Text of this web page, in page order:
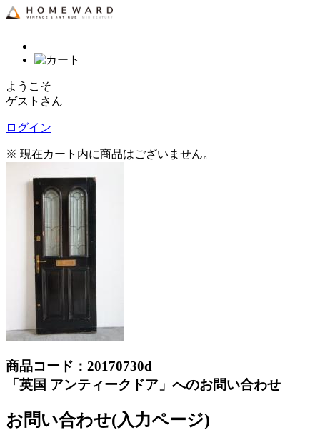
ようこそ
ゲストさん
ログイン
※ 現在カート内に商品はございません。
商品コード：20170730d
「英国 アンティークドア」へのお問い合わせ
お問い合わせ(入力ページ)